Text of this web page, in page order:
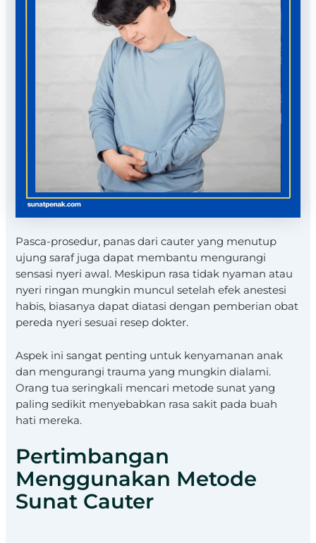
Pasca-prosedur, panas dari cauter yang menutup
ujung saraf juga dapat membantu mengurangi
sensasi nyeri awal. Meskipun rasa tidak nyaman atau
nyeri ringan mungkin muncul setelah efek anestesi
habis, biasanya dapat diatasi dengan pemberian obat
pereda nyeri sesuai resep dokter.
Aspek ini sangat penting untuk kenyamanan anak
dan mengurangi trauma yang mungkin dialami.
Orang tua seringkali mencari metode sunat yang
paling sedikit menyebabkan rasa sakit pada buah
hati mereka.
Pertimbangan
Menggunakan Metode
Sunat Cauter